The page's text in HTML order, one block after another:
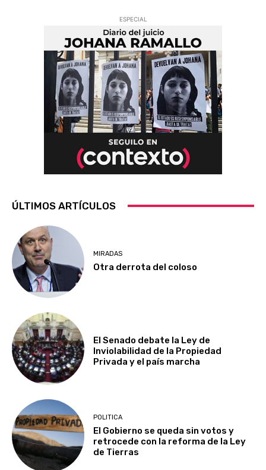
ESPECIAL
ÚLTIMOS ARTÍCULOS
MIRADAS
Otra derrota del coloso
El Senado debate la Ley de
Inviolabilidad de la Propiedad
Privada y el país marcha
POLITICA
El Gobierno se queda sin votos y
retrocede con la reforma de la Ley
de Tierras